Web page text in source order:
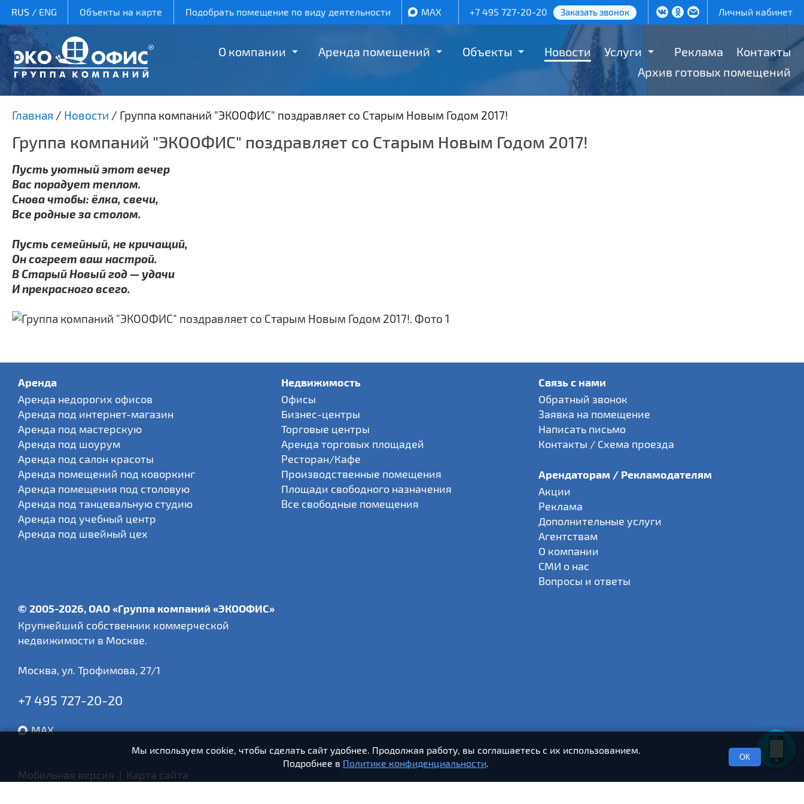
RUS/ ENG Объекты на карте Подобрать помещение по виду деятельности MAX +7 495 727-20-20 Заказать звонок Личный кабинет
О компании Аренда помещений Объекты Новости Услуги Реклама
Контакты
Архив готовых помещений
Главная / Новости / Группа компаний "ЭКООФИС" поздравляет со Старым Новым Годом 2017!
Группа компаний "ЭКООФИС" поздравляет со Старым Новым Годом 2017!
Пусть уютный этот вечер
Вас порадует теплом.
Снова чтобы: ёлка, свечи,
Все родные за столом.
Пусть семейный, не кричащий,
Он согреет ваш настрой.
В Старый Новый год — удачи
И прекрасного всего.
Аренда
Аренда недорогих офисов
Аренда под интернет-магазин
Аренда под мастерскую
Аренда под шоурум
Аренда под салон красоты
Аренда помещений под коворкинг
Аренда помещения под столовую
Аренда под танцевальную студию
Аренда под учебный центр
Аренда под швейный цех
Недвижимость
Офисы
Бизнес-центры
Торговые центры
Аренда торговых площадей
Ресторан/Кафе
Производственные помещения
Площади свободного назначения
Все свободные помещения
Связь с нами
Обратный звонок
Заявка на помещение
Написать письмо
Контакты / Схема проезда
Арендаторам / Рекламодателям
Акции
Реклама
Дополнительные услуги
Агентствам
О компании
СМИ о нас
Вопросы и ответы
© 2005-2026, ОАО «Группа компаний «ЭКООФИС»
Крупнейший собственник коммерческой
недвижимости в Москве.
Москва, ул. Трофимова, 27/1
+7 495 727-20-20
MAX
Мобильная версия | Карта сайта
Мы используем cookie, чтобы сделать сайт удобнее. Продолжая работу, вы соглашаетесь с их использованием.
Подробнее в Политике конфиденциальности.
ОК